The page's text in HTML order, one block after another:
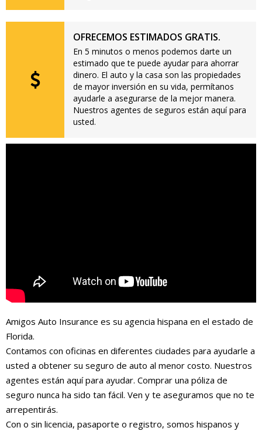
OFRECEMOS ESTIMADOS GRATIS.
En 5 minutos o menos podemos darte un
estimado que te puede ayudar para ahorrar
dinero. El auto y la casa son las propiedades
de mayor inversión en su vida, permítanos
ayudarle a asegurarse de la mejor manera.
Nuestros agentes de seguros están aquí para
usted.
Amigos Auto Insurance es su agencia hispana en el estado de
Florida.
Contamos con oficinas en diferentes ciudades para ayudarle a
usted a obtener su seguro de auto al menor costo. Nuestros
agentes están aquí para ayudar. Comprar una póliza de
seguro nunca ha sido tan fácil. Ven y te aseguramos que no te
arrepentirás.
Con o sin licencia, pasaporte o registro, somos hispanos y